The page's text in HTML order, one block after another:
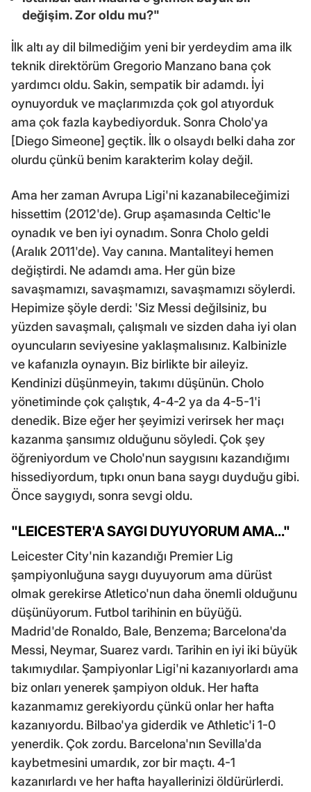
değişim. Zor oldu mu?"
İlk altı ay dil bilmediğim yeni bir yerdeydim ama ilk
teknik direktörüm Gregorio Manzano bana çok
yardımcı oldu. Sakin, sempatik bir adamdı. İyi
oynuyorduk ve maçlarımızda çok gol atıyorduk
ama çok fazla kaybediyorduk. Sonra Cholo'ya
[Diego Simeone] geçtik. İlk o olsaydı belki daha zor
olurdu çünkü benim karakterim kolay değil.
Ama her zaman Avrupa Ligi'ni kazanabileceğimizi
hissettim (2012'de). Grup aşamasında Celtic'le
oynadık ve ben iyi oynadım. Sonra Cholo geldi
(Aralık 2011'de). Vay canına. Mantaliteyi hemen
değiştirdi. Ne adamdı ama. Her gün bize
savaşmamızı, savaşmamızı, savaşmamızı söylerdi.
Hepimize şöyle derdi: 'Siz Messi değilsiniz, bu
yüzden savaşmalı, çalışmalı ve sizden daha iyi olan
oyuncuların seviyesine yaklaşmalısınız. Kalbinizle
ve kafanızla oynayın. Biz birlikte bir aileyiz.
Kendinizi düşünmeyin, takımı düşünün. Cholo
yönetiminde çok çalıştık, 4-4-2 ya da 4-5-1'i
denedik. Bize eğer her şeyimizi verirsek her maçı
kazanma şansımız olduğunu söyledi. Çok şey
öğreniyordum ve Cholo'nun saygısını kazandığımı
hissediyordum, tıpkı onun bana saygı duyduğu gibi.
Önce saygıydı, sonra sevgi oldu.
"LEICESTER'A SAYGI DUYUYORUM AMA..."
Leicester City'nin kazandığı Premier Lig
şampiyonluğuna saygı duyuyorum ama dürüst
olmak gerekirse Atletico'nun daha önemli olduğunu
düşünüyorum. Futbol tarihinin en büyüğü.
Madrid'de Ronaldo, Bale, Benzema; Barcelona'da
Messi, Neymar, Suarez vardı. Tarihin en iyi iki büyük
takımıydılar. Şampiyonlar Ligi'ni kazanıyorlardı ama
biz onları yenerek şampiyon olduk. Her hafta
kazanmamız gerekiyordu çünkü onlar her hafta
kazanıyordu. Bilbao'ya giderdik ve Athletic'i 1-0
yenerdik. Çok zordu. Barcelona'nın Sevilla'da
kaybetmesini umardık, zor bir maçtı. 4-1
kazanırlardı ve her hafta hayallerinizi öldürürlerdi.